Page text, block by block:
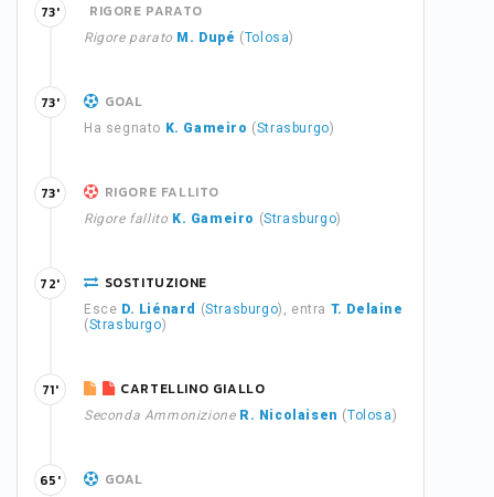
RIGORE PARATO
Rigore parato M. Dupé (Tolosa)
73'
GOAL
Ha segnato K. Gameiro (Strasburgo)
73'
RIGORE FALLITO
Rigore fallito K. Gameiro (Strasburgo)
73'
SOSTITUZIONE
Esce D. Liénard (Strasburgo), entra T. Delaine
(Strasburgo)
72'
CARTELLINO GIALLO
Seconda Ammonizione R. Nicolaisen (Tolosa)
71'
GOAL
65'